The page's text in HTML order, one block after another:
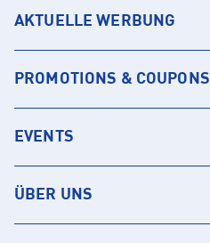
AKTUELLE WERBUNG
PROMOTIONS & COUPONS
EVENTS
ÜBER UNS